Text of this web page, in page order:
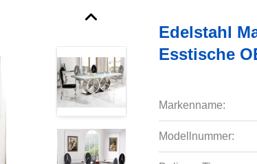
Edelstahl
Esstische
Markenname:
Modellnummer: